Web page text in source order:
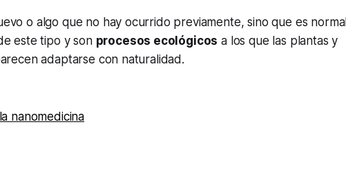
o algo que no hay ocurrido previamente, sino que es normal
este tipo y son procesos ecológicos a los que las plantas y
adaptarse con naturalidad.
nanomedicina